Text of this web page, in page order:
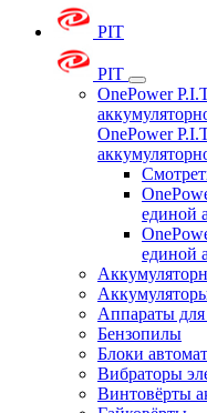
PIT
PIT
OnePower
OnePower
единой
единой
Аппараты
Бензопилы
Блоки
Вибраторы
Винтовёрты